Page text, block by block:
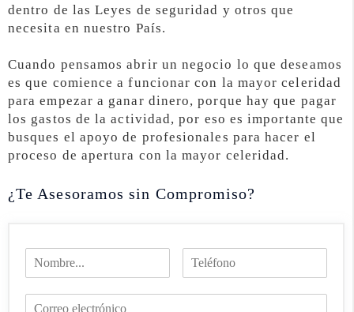
dentro de las Leyes de seguridad y otros que
necesita en nuestro País.
Cuando pensamos abrir un negocio lo que deseamos
es que comience a funcionar con la mayor celeridad
para empezar a ganar dinero, porque hay que pagar
los gastos de la actividad, por eso es importante que
busques el apoyo de profesionales para hacer el
proceso de apertura con la mayor celeridad.
¿Te Asesoramos sin Compromiso?